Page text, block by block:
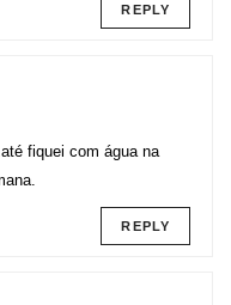
REPLY
fiquei com água na
REPLY